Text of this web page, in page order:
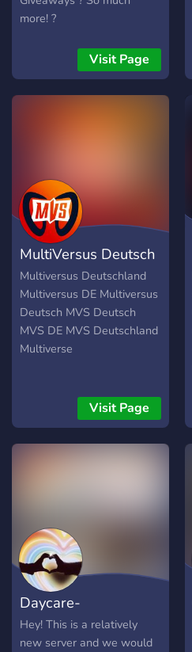
more! ?
Visit Page
MultiVersus Deutsch
Multiversus Deutschland
Multiversus DE Multiversus
Deutsch MVS Deutsch
MVS DE MVS Deutschland
Multiverse
Visit Page
Daycare-
Hey! This is a relatively
new server and we would